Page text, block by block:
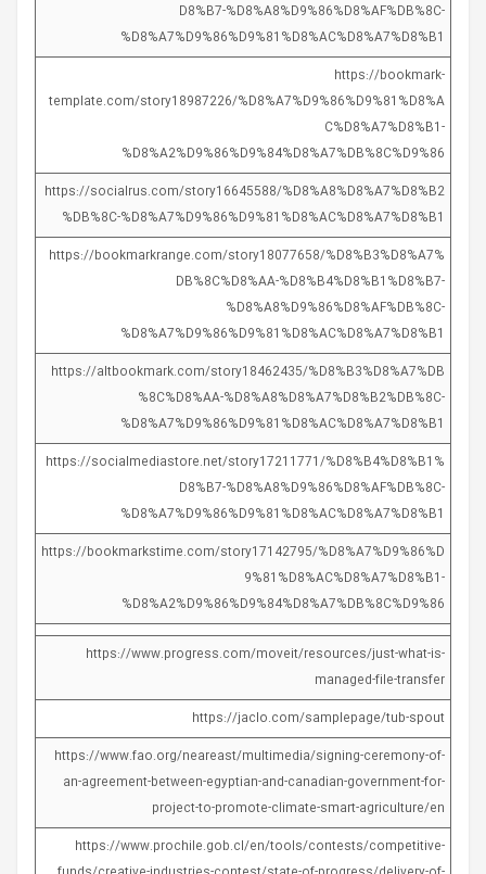
D8%B7-%D8%A8%D9%86%D8%AF%DB%8C-
%D8%A7%D9%86%D9%81%D8%AC%D8%A7%D8%B1
https://bookmark-
template.com/story18987226/%D8%A7%D9%86%D9%81%D8%A
C%D8%A7%D8%B1-
%D8%A2%D9%86%D9%84%D8%A7%DB%8C%D9%86
https://socialrus.com/story16645588/%D8%A8%D8%A7%D8%B2
%DB%8C-%D8%A7%D9%86%D9%81%D8%AC%D8%A7%D8%B1
https://bookmarkrange.com/story18077658/%D8%B3%D8%A7%
DB%8C%D8%AA-%D8%B4%D8%B1%D8%B7-
%D8%A8%D9%86%D8%AF%DB%8C-
%D8%A7%D9%86%D9%81%D8%AC%D8%A7%D8%B1
https://altbookmark.com/story18462435/%D8%B3%D8%A7%DB
%8C%D8%AA-%D8%A8%D8%A7%D8%B2%DB%8C-
%D8%A7%D9%86%D9%81%D8%AC%D8%A7%D8%B1
https://socialmediastore.net/story17211771/%D8%B4%D8%B1%
D8%B7-%D8%A8%D9%86%D8%AF%DB%8C-
%D8%A7%D9%86%D9%81%D8%AC%D8%A7%D8%B1
https://bookmarkstime.com/story17142795/%D8%A7%D9%86%D
9%81%D8%AC%D8%A7%D8%B1-
%D8%A2%D9%86%D9%84%D8%A7%DB%8C%D9%86
https://www.progress.com/moveit/resources/just-what-is-
managed-file-transfer
https://jaclo.com/samplepage/tub-spout
https://www.fao.org/neareast/multimedia/signing-ceremony-of-
an-agreement-between-egyptian-and-canadian-government-for-
project-to-promote-climate-smart-agriculture/en
https://www.prochile.gob.cl/en/tools/contests/competitive-